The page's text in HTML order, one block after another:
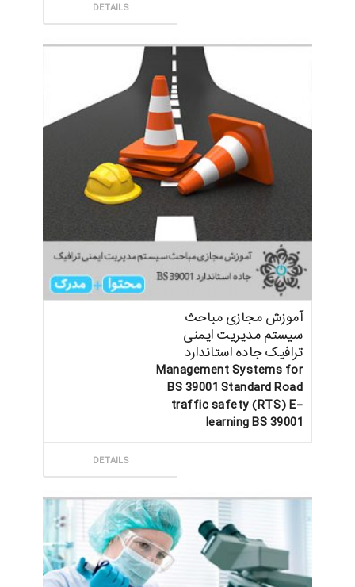
DETAILS
آموزش مجازی مباحث
سیستم مدیریت ایمنی
ترافیک جاده استاندارد
Management Systems for
BS 39001 Standard Road
traffic safety (RTS) E-
learning BS 39001
DETAILS